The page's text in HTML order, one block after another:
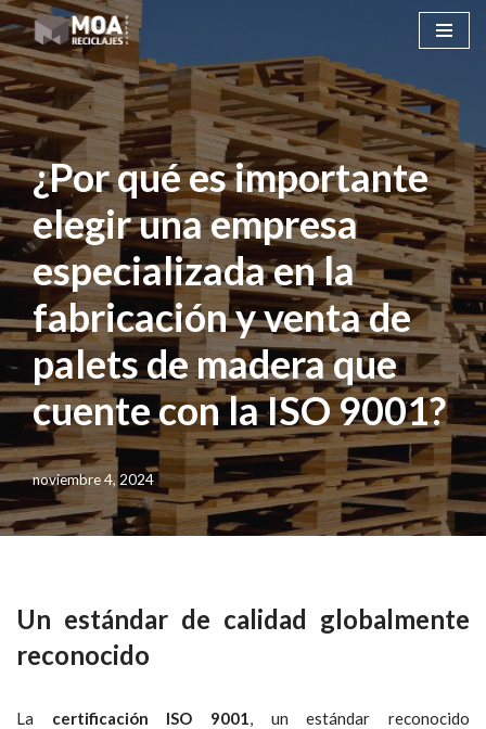
Saltar
al
contenido
¿Por qué es importante
elegir una empresa
especializada en la
fabricación y venta de
palets de madera que
cuente con la ISO 9001?
noviembre 4, 2024
Un estándar de calidad globalmente
reconocido
La certificación ISO 9001, un estándar reconocido